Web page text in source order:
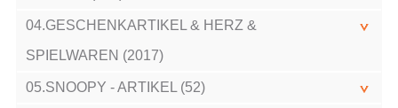
04.GESCHENKARTIKEL & HERZ &
SPIELWAREN (2017)
05.SNOOPY - ARTIKEL (52)